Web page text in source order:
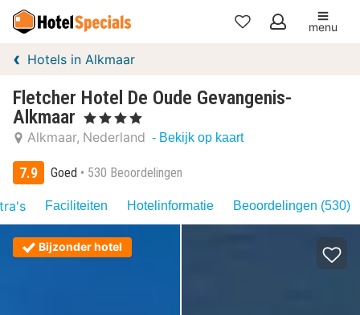
Mijn
menu
Hotels in Alkmaar
Fletcher Hotel De Oude Gevangenis-
Alkmaar
, 4 Sterren
Alkmaar Nederland - Bekijk op kaart
7.9 Goed 530 Beoordelingen
Faciliteiten Hotelinformatie Beoordelingen (530)
Bijzonder hotel